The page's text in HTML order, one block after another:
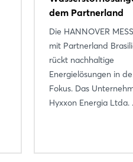
dem Partnerland
Die HANNOVER
mit Partnerland
rückt nachhaltige
Energielösungen in
Fokus. Das
Hyxxon Energia Ltda.